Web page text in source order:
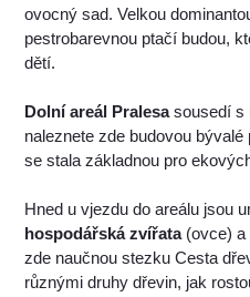
ovocný sad. Velkou
pestrobarevnou ptačí budou,
dětí.
Dolní areál Pralesasousedí s
naleznete zde budovou
se stala základnou pro
Hned u vjezdu do areálu jsou
hospodářská zvířata(ovce) a
zde naučnou stezku Cesta
různými druhy dřevin, jak